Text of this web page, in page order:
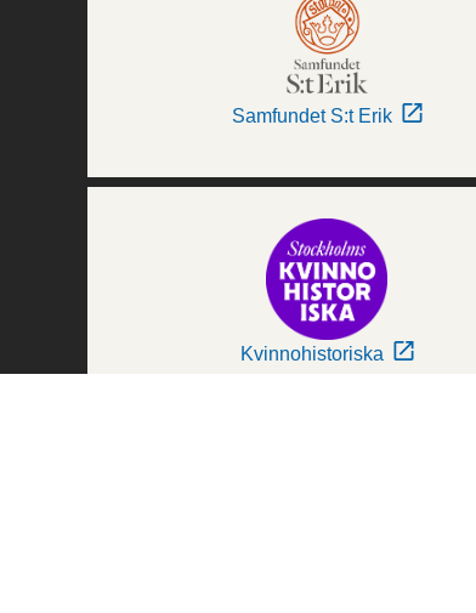
Samfundet S:t Erik
Kvinnohistoriska